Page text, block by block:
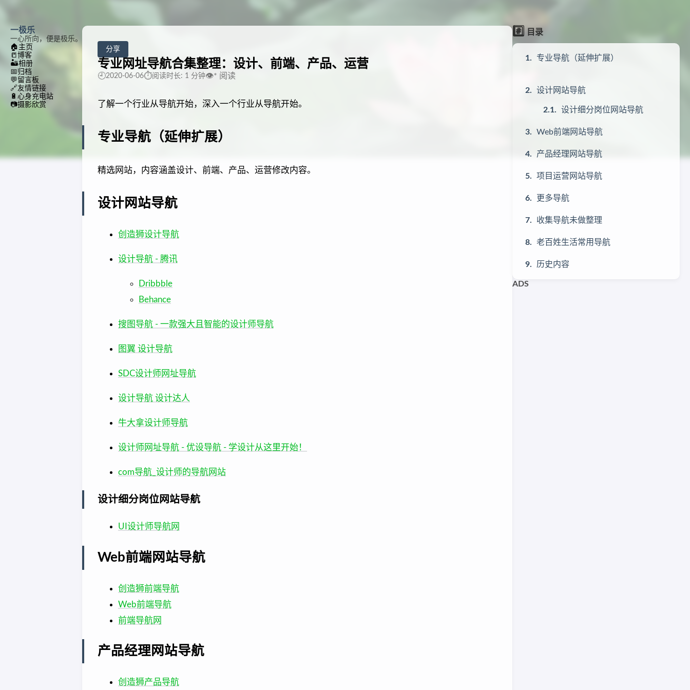
一极乐
一心所向，便是极乐。
🏠 主页
📒 博客
🏜️相册
📅 归档
💬留言板
🔗友情链接
🔋 心身充电站
📷摄影欣赏
#️⃣ 目录
专业导航（延伸扩展）
设计网站导航
设计细分岗位网站导航
Web前端网站导航
产品经理网站导航
项目运营网站导航
更多导航
收集导航未做整理
老百姓生活常用导航
历史内容
ADS
分享
专业网址导航合集整理：设计、前端、产品、运营
🕘2020-06-06⏱️阅读时长: 1 分钟👁️* 阅读
了解一个行业从导航开始，深入一个行业从导航开始。
专业导航（延伸扩展）
精选网站，内容涵盖设计、前端、产品、运营修改内容。
设计网站导航
创造狮设计导航
设计导航 - 腾讯
Dribbble
Behance
搜图导航 - 一款强大且智能的设计师导航
图翼 设计导航
SDC设计师网址导航
设计导航 设计达人
牛大拿设计师导航
设计师网址导航 - 优设导航 - 学设计从这里开始！
com导航_设计师的导航网站
设计细分岗位网站导航
UI设计师导航网
Web前端网站导航
创造狮前端导航
Web前端导航
前端导航网
产品经理网站导航
创造狮产品导航